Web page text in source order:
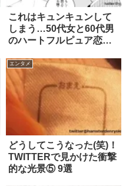
これはキュンキュンして
しまう…50代女と60代男
のハートフルピュア恋愛
エンタメ
どうしてこうなった(笑)！
TWITTERで見かけた衝撃
的な光景⑤ 9選